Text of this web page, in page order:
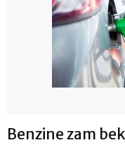
Benzine zam